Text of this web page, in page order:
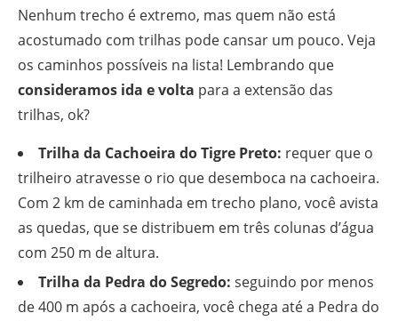
Nenhum trecho é extremo, mas quem não está
acostumado com trilhas pode cansar um pouco. Veja
os caminhos possíveis na lista! Lembrando que
consideramos ida e volta para a extensão das
trilhas, ok?
Trilha da Cachoeira do Tigre Preto: requer que o
trilheiro atravesse o rio que desemboca na cachoeira.
Com 2 km de caminhada em trecho plano, você avista
as quedas, que se distribuem em três colunas d’água
com 250 m de altura.
Trilha da Pedra do Segredo: seguindo por menos
de 400 m após a cachoeira, você chega até a Pedra do